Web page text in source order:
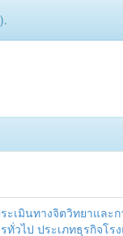
เมินทางจิตวิทยาและ
วไป ประเภทธุรกิจโร